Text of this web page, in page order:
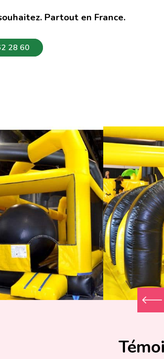
Partout en France.
28 60